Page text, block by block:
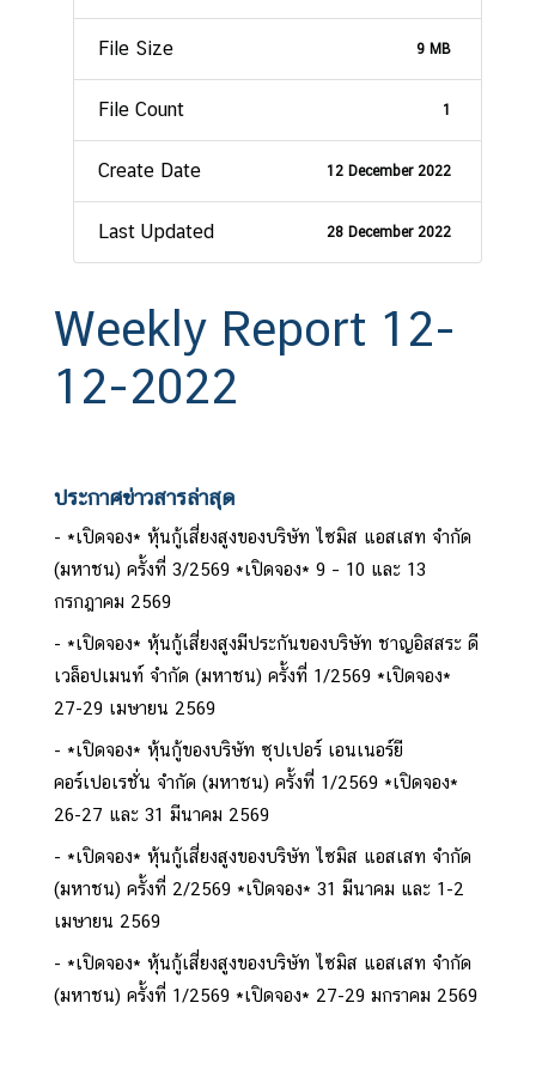
File Size 9 MB
File Count 1
Create Date 12 December 2022
Last Updated 28 December 2022
Weekly Report 12-
12-2022
ประกาศข่าวสารล่าสุด
*เปิดจอง* หุ้นกู้เสี่ยงสูงของบริษัท ไซมิส แอสเสท จำกัด
(มหาชน) ครั้งที่ 3/2569 *เปิดจอง* 9 – 10 และ 13
กรกฎาคม 2569
*เปิดจอง* หุ้นกู้เสี่ยงสูงมีประกันของบริษัท ชาญอิสสระ ดี
เวล็อปเมนท์ จำกัด (มหาชน) ครั้งที่ 1/2569 *เปิดจอง*
27-29 เมษายน 2569
*เปิดจอง* หุ้นกู้ของบริษัท ซุปเปอร์ เอนเนอร์ยี
คอร์เปอเรชั่น จำกัด (มหาชน) ครั้งที่ 1/2569 *เปิดจอง*
26-27 และ 31 มีนาคม 2569
*เปิดจอง* หุ้นกู้เสี่ยงสูงของบริษัท ไซมิส แอสเสท จำกัด
(มหาชน) ครั้งที่ 2/2569 *เปิดจอง* 31 มีนาคม และ 1-2
เมษายน 2569
*เปิดจอง* หุ้นกู้เสี่ยงสูงของบริษัท ไซมิส แอสเสท จำกัด
(มหาชน) ครั้งที่ 1/2569 *เปิดจอง* 27-29 มกราคม 2569